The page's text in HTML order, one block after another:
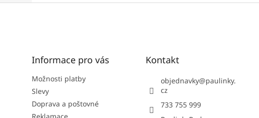
Informace pro vás
Možnosti platby
Slevy
Doprava a poštovné
Reklamace
Kontakt
objednavky@paulinky.
cz
733 755 999